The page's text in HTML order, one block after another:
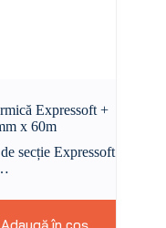
Expressoft +
x 60m
secție Expressoft
Adaugă în coș